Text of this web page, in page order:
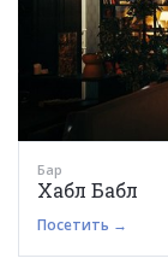
Бар
Хабл Бабл
Посетить →